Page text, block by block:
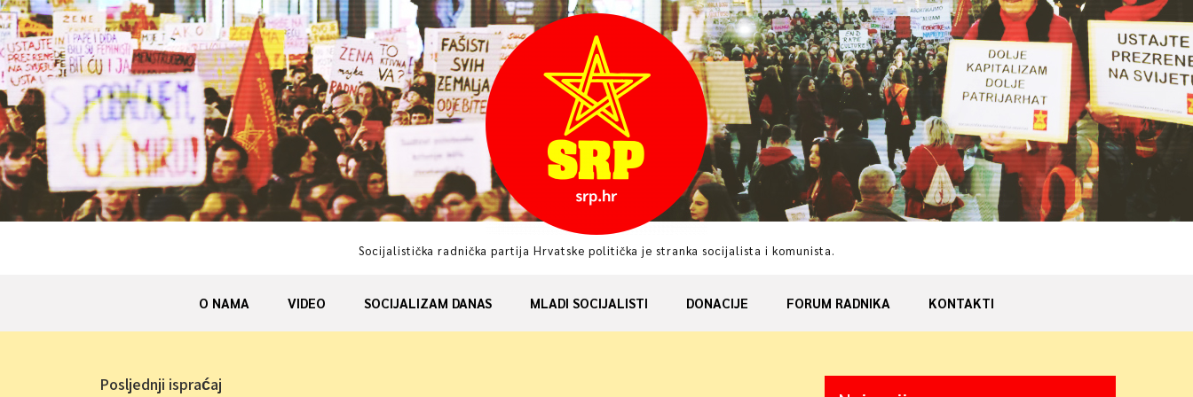
Skip
to
content
Socijalistička radnička partija Hrvatske politička je stranka socijalista i komunista.
O NAMA VIDEO SOCIJALIZAM DANAS MLADI SOCIJALISTI DONACIJE FORUM RADNIKA KONTAKTI
Posljednji ispraćaj